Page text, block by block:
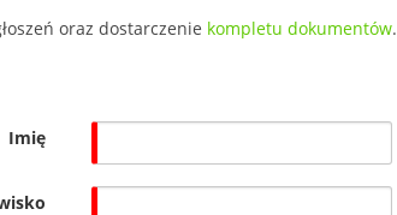
oraz dostarczenie kompletu dokumentów.
Imię